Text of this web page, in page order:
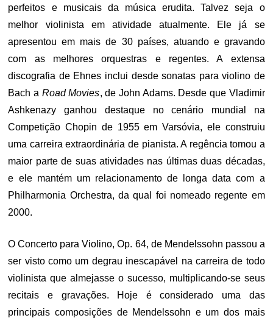
perfeitos e musicais da música erudita. Talvez seja o
melhor violinista em atividade atualmente. Ele já se
apresentou em mais de 30 países, atuando e gravando
com as melhores orquestras e regentes. A extensa
discografia de Ehnes inclui desde sonatas para violino de
Bach a Road Movies, de John Adams. Desde que Vladimir
Ashkenazy ganhou destaque no cenário mundial na
Competição Chopin de 1955 em Varsóvia, ele construiu
uma carreira extraordinária de pianista. A regência tomou a
maior parte de suas atividades nas últimas duas décadas,
e ele mantém um relacionamento de longa data com a
Philharmonia Orchestra, da qual foi nomeado regente em
2000.
O Concerto para Violino, Op. 64, de Mendelssohn passou a
ser visto como um degrau inescapável na carreira de todo
violinista que almejasse o sucesso, multiplicando-se seus
recitais e gravações. Hoje é considerado uma das
principais composições de Mendelssohn e um dos mais